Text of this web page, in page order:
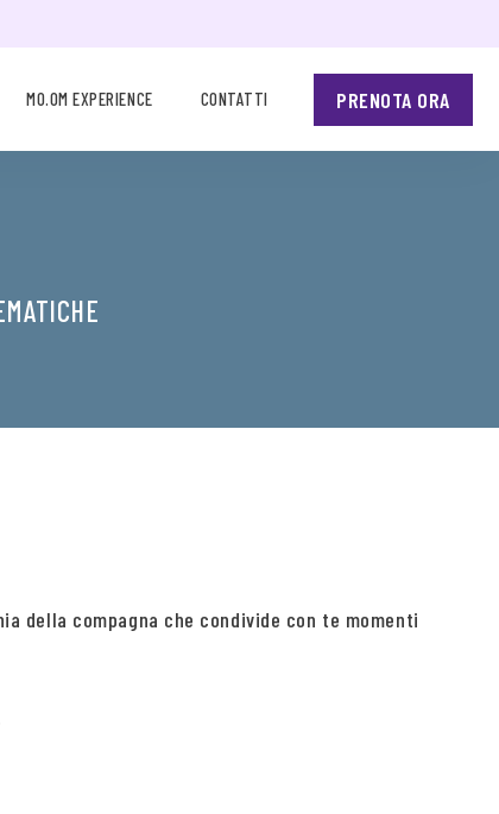
MO.OM EXPERIENCE CONTATTI PRENOTA ORA
della compagna che condivide con te momenti